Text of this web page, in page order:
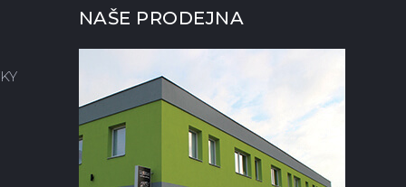
NAŠE PRODEJNA